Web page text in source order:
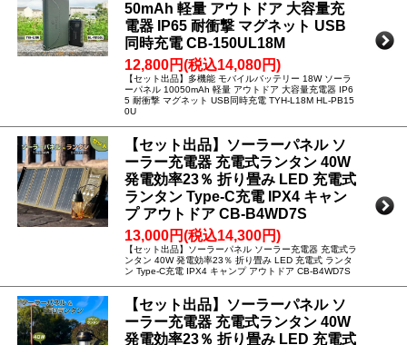
50mAh 軽量 アウトドア 大容量充
電器 IP65 耐衝撃 マグネット USB
同時充電 CB-150UL18M
12,800円(税込14,080円)
【セット出品】多機能 モバイルバッテリー 18W ソーラ
ーパネル 10050mAh 軽量 アウトドア 大容量充電器 IP6
5 耐衝撃 マグネット USB同時充電 TYH-L18M HL-PB15
0U
【セット出品】ソーラーパネル ソ
ーラー充電器 充電式ランタン 40W
発電効率23％ 折り畳み LED 充電式
ランタン Type-C充電 IPX4 キャン
プ アウトドア CB-B4WD7S
13,000円(税込14,300円)
【セット出品】ソーラーパネル ソーラー充電器 充電式ラ
ンタン 40W 発電効率23％ 折り畳み LED 充電式 ランタ
ン Type-C充電 IPX4 キャンプ アウトドア CB-B4WD7S
【セット出品】ソーラーパネル ソ
ーラー充電器 充電式ランタン 40W
発電効率23％ 折り畳み LED 充電式